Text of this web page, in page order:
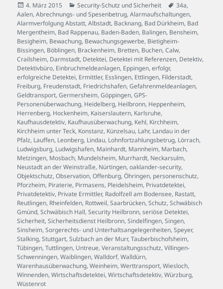
Veröffentlicht
am
4. März 2015 Kategorien
Security-Schutz und Sicherheit Schlagwörter
34a,
Aalen,Abrechnungs- und Spesenbetrug,Alarmaufschaltungen,
Alarmverfolgung Abstatt,Albstadt, Backnang, Bad Dürkheim, Bad
Mergentheim, Bad Rappenau, Baden-Baden, Balingen, Bensheim,
Besigheim, Bewachung, Bewachungsgewerbe, Bietigheim-
Bissingen, Böblingen, Brackenheim, Bretten, Buchen,Calw,
Crailsheim, Darmstadt, Detektei, Detektei mit Referenzen, Detektiv,
Detektivbüro, Einbruchmeldeanlagen, Eppingen,erfolgr,
erfolgreiche Detektei, Ermittler, Esslingen, Ettlingen, Filderstadt,
Freiburg, Freudenstadt, Friedrichshafen,Gefahrenmeldeanlagen,
Geldtransport,Germersheim,Göppingen,GPS-
Personenüberwachung, Heidelberg, Heilbronn, Heppenheim,
Herrenberg, Hockenheim, Kaiserslautern, Karlsruhe,
Kaufhausdetektiv, Kaufhausüberwachung, Kehl, Kirchheim,
Kirchheim unter Teck, Konstanz, Künzelsau, Lahr, Landau in der
Pfalz, Lauffen, Leonberg, Lindau, Lohnfortzahlungsbetrug, Lörrach,
Ludwigsburg, Ludwigshafen, Mainhardt, Mannheim, Marbach,
Metzingen, Mosbach, Mundelsheim, Murrhardt, Neckarsulm,
Neustadt an der Weinstraße, Nürtingen,oaklander-security,
Objektschutz,Observation,Offenburg,Öhringen, personenschutz,
Pforzheim, Piraterie, Pirmasens, Pleidelsheim, Privatdetektei,
Privatdetektiv, Private Ermittler, Radolfzell am Bodensee, Rastatt,
Reutlingen, Rheinfelden, Rottweil,Saarbrücken,Schutz,Schwäbisch
Gmünd,Schwäbisch Hall,Security Heilbronn,seriöse Detektei,
Sicherheit,Sicherheitsdienst Heilbronn,Sindelfingen,Singen,
Sinsheim,Sorgerechts- und Unterhaltsangelegenheiten,Speyer,
Stalking,Stuttgart,Sulzbach an der Murr,Tauberbischofsheim,
Tübingen,Tuttlingen, Untreue,Veranstaltungsschutz,Villingen-
Schwenningen,Waiblingen,Walldorf,Walldürn,
Warenhausüberwachung,Weinheim,Werttransport,Wiesloch,
Winnenden,Wirtschaftsdetektei,Wirtschaftsdetektiv,Würzburg,
Wüstenrot